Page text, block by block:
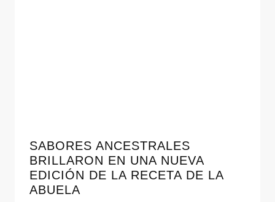
SABORES ANCESTRALES
BRILLARON EN UNA NUEVA
EDICIÓN DE LA RECETA DE LA
ABUELA